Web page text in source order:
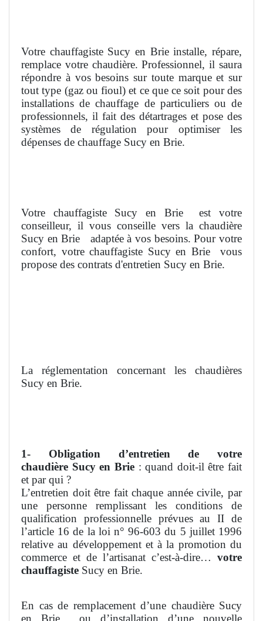
Votre chauffagiste Sucy en Brie installe, répare,
remplace votre chaudière. Professionnel, il saura
répondre à vos besoins sur toute marque et sur
tout type (gaz ou fioul) et ce que ce soit pour des
installations de chauffage de particuliers ou de
professionnels, il fait des détartrages et pose des
systèmes de régulation pour optimiser les
dépenses de chauffage Sucy en Brie.
Votre chauffagiste Sucy en Brie
est votre
conseilleur, il vous conseille vers la chaudière
Sucy en Brie
adaptée à vos besoins. Pour votre
confort, votre chauffagiste Sucy en Brie
vous
propose des contrats d'entretien Sucy en Brie.
La réglementation concernant les chaudières
Sucy en Brie.
1- Obligation d’entretien de votre
chaudière Sucy en Brie: quand doit-il être fait
et par qui ?
L’entretien doit être fait chaque année civile, par
une personne remplissant les conditions de
qualification professionnelle prévues au II de
l’article 16 de la loi n° 96-603 du 5 juillet 1996
relative au développement et à la promotion du
commerce et de l’artisanat c’est-à-dire… votre
chauffagiste Sucy en Brie.
En cas de remplacement d’une chaudière Sucy
en Brie
ou d’installation d’une nouvelle